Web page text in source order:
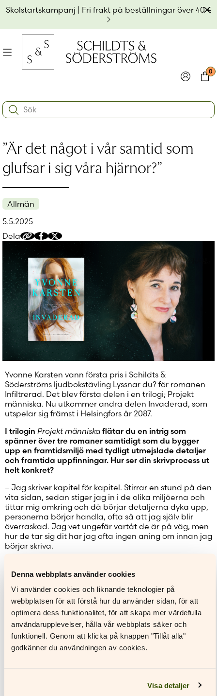
Denna webbplats använder cookies
Vi använder cookies och liknande teknologier på
webbplatsen för att förstå hur du använder sidan, för att
optimera dess funktionalitet, för att skapa mer värdefulla
användarupplevelser, hålla vår webbplats säker och
funktionell. Genom att klicka på knappen "Tillåt alla"
godkänner du användningen av cookies.
Visa detaljer
Skolstartskampanj | Fri frakt på beställningar över 40 €
Hoppa
till
Lösenord*
Kom ihåg mig
Har du inget konto?
Skapa nytt konto
0
Search:
”Är det något i vår samtid som
glufsar i sig våra hjärnor?”
Allmän
5.5.2025
Dela
Kopiera
delningslänk
Dela
på
Facebook
Dela
Twitter/X
Yvonne Karsten vann första pris i Schildts &
Söderströms ljudbokstävling Lyssnar du? för romanen
Infiltrerad. Det blev första delen i en trilogi; Projekt
människa. Nu utkommer andra delen Invaderad, som
utspelar sig främst i Helsingfors år 2087.
I trilogin Projekt människa flätar du en intrig som
spänner över tre romaner samtidigt som du bygger
upp en framtidsmiljö med tydligt utmejslade detaljer
och framtida uppfinningar. Hur ser din skrivprocess ut
helt konkret?
– Jag skriver kapitel för kapitel. Stirrar en stund på den
vita sidan, sedan stiger jag in i de olika miljöerna och
tittar mig omkring och då börjar detaljerna dyka upp,
personerna börjar handla, ofta så att jag själv blir
överraskad. Jag vet ungefär vartåt de är på väg, men
hur de tar sig dit har jag ofta ingen aning om innan jag
börjar skriva.
myt. Den handlar om en kung som har två ormar, en
människohjärna att äta upp.
– Legenden satte fart på en massa frågor. Vad händer
med vår tankeverksamhet i en tid när AI sköter allt
mera, räknar, skriver, översätter, analyserar, planerar?
Vad gör vi med all frigjord tankekapacitet? Fördjupar
vi oss i nya ämnen? Njuter vi av tomheten i väntan på